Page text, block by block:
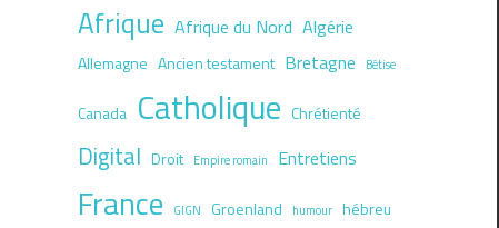
Afrique Afrique du Nord Algérie
Allemagne Ancien testament Bretagne Bêtise
Canada Catholique Chrétienté
Digital Droit Empire romain Entretiens
France GIGN Groenland humour hébreu